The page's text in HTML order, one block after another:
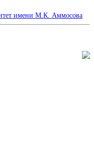
имени М.К. Аммосова